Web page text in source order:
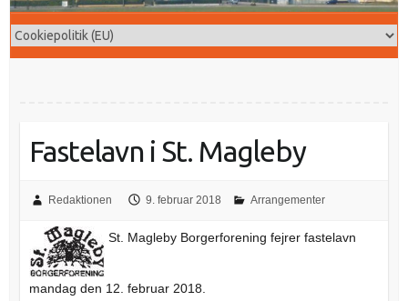
Fastelavn i St. Magleby
Redaktionen 9. februar 2018 Arrangementer
St. Magleby Borgerforening fejrer fastelavn
mandag den 12. februar 2018.